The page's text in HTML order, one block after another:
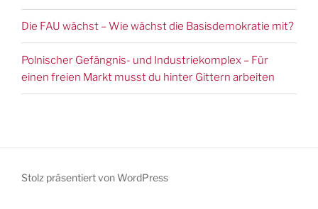
Die FAU wächst – Wie wächst die Basisdemokratie mit?
Polnischer Gefängnis- und Industriekomplex – Für
einen freien Markt musst du hinter Gittern arbeiten
Stolz präsentiert von WordPress